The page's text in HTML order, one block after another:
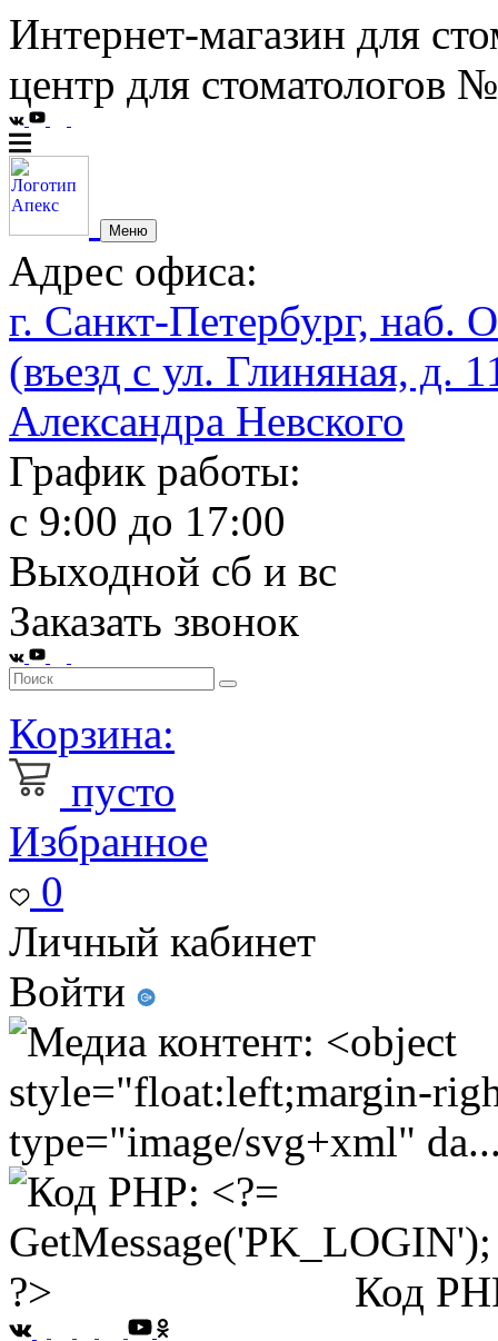
Интернет-магазин для
центр для стоматологов
Меню
Адрес офиса:
г. Санкт-Петербург, наб.
(въезд с ул. Глиняная, д.
Александра Невского
График работы:
с 9:00 до 17:00
Выходной сб и вс
Заказать звонок
Корзина:
пусто
Избранное
0
Личный кабинет
Войти
Код